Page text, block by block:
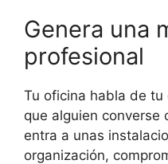
Genera una
profesional
Tu oficina habla de
que alguien converse
entra a unas
organización,